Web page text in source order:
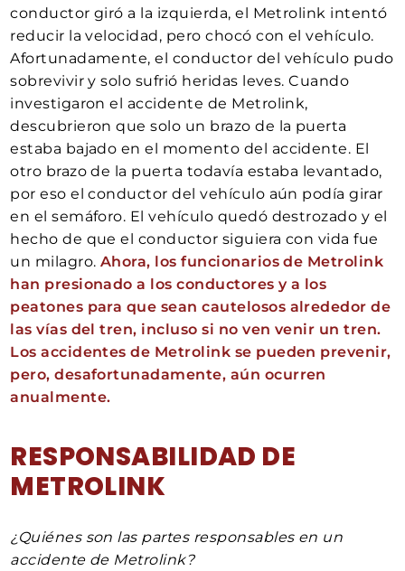
conductor giró a la izquierda, el Metrolink intentó
reducir la velocidad, pero chocó con el vehículo.
Afortunadamente, el conductor del vehículo pudo
sobrevivir y solo sufrió heridas leves. Cuando
investigaron el accidente de Metrolink,
descubrieron que solo un brazo de la puerta
estaba bajado en el momento del accidente. El
otro brazo de la puerta todavía estaba levantado,
por eso el conductor del vehículo aún podía girar
en el semáforo. El vehículo quedó destrozado y el
hecho de que el conductor siguiera con vida fue
un milagro. Ahora, los funcionarios de Metrolink
han presionado a los conductores y a los
peatones para que sean cautelosos alrededor de
las vías del tren, incluso si no ven venir un tren.
Los accidentes de Metrolink se pueden prevenir,
pero, desafortunadamente, aún ocurren
anualmente.
RESPONSABILIDAD DE
METROLINK
¿Quiénes son las partes responsables en un
accidente de Metrolink?